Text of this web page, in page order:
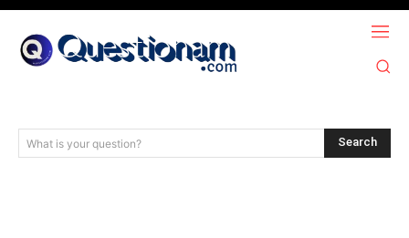
What is your question? Search